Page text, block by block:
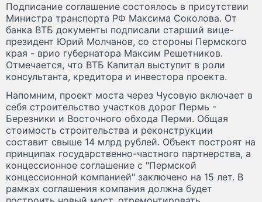
Подписание соглашение состоялось в присутствии
Министра транспорта РФ Максима Соколова. От
банка ВТБ документы подписали старший вице-
президент Юрий Молчанов, со стороны Пермского
края - врио губернатора Максим Решетников.
Отмечается, что ВТБ Капитал выступит в роли
консультанта, кредитора и инвестора проекта.
Напомним, проект моста через Чусовую включает в
себя строительство участков дорог Пермь -
Березники и Восточного обхода Перми. Общая
стоимость строительства и реконструкции
составит свыше 14 млрд рублей. Объект построят на
принципах государственно-частного партнерства, а
концессионное соглашение с "Пермской
концессионной компанией" заключено на 15 лет. В
рамках соглашения компания должна будет